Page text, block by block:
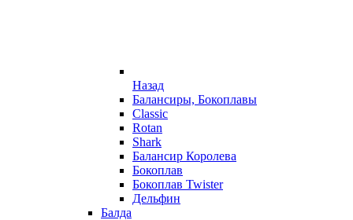
Назад
Балансиры, Бокоплавы
Classic
Rotan
Shark
Балансир Королева
Бокоплав
Бокоплав Twister
Дельфин
Балда